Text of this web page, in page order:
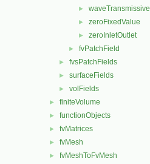
► waveTransmissive
► zeroFixedValue
► zeroInletOutlet
► fvPatchField
► fvsPatchFields
► surfaceFields
► volFields
► finiteVolume
► functionObjects
► fvMatrices
► fvMesh
► fvMeshToFvMesh